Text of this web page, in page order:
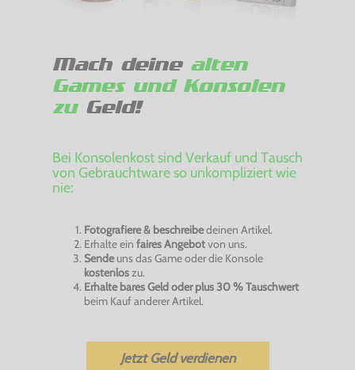
Mach deine alten
Games und Konsolen
zuGeld!
Bei Konsolenkost sind Verkauf und Tausch
von Gebrauchtware so unkompliziert wie
nie:
Fotografiere & beschreibedeinen Artikel.
Erhalte ein faires Angebotvon uns.
Sendeuns das Game oder die Konsole
kostenloszu.
Erhalte bares Geld oder plus 30 % Tauschwert
beim Kauf anderer Artikel.
Jetzt Geld verdienen